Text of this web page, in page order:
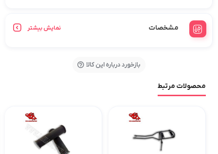
مشخصات نمایش بیشتر
بازخورد درباره این کالا
محصولات مرتبط